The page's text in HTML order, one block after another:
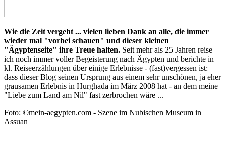
Wie die Zeit vergeht ... vielen lieben Dank an alle, die immer
wieder mal "vorbei schauen" und dieser kleinen
"Ägyptenseite" ihre Treue halten. Seit mehr als 25 Jahren reise
ich noch immer voller Begeisterung nach Ägypten und berichte in
kl. Reiseerzählungen über einige Erlebnisse - (fast)vergessen ist:
dass dieser Blog seinen Ursprung aus einem sehr unschönen, ja eher
grausamen Erlebnis in Hurghada im März 2008 hat - an dem meine
"Liebe zum Land am Nil" fast zerbrochen wäre ...
Foto: ©mein-aegypten.com - Szene im Nubischen Museum in
Assuan